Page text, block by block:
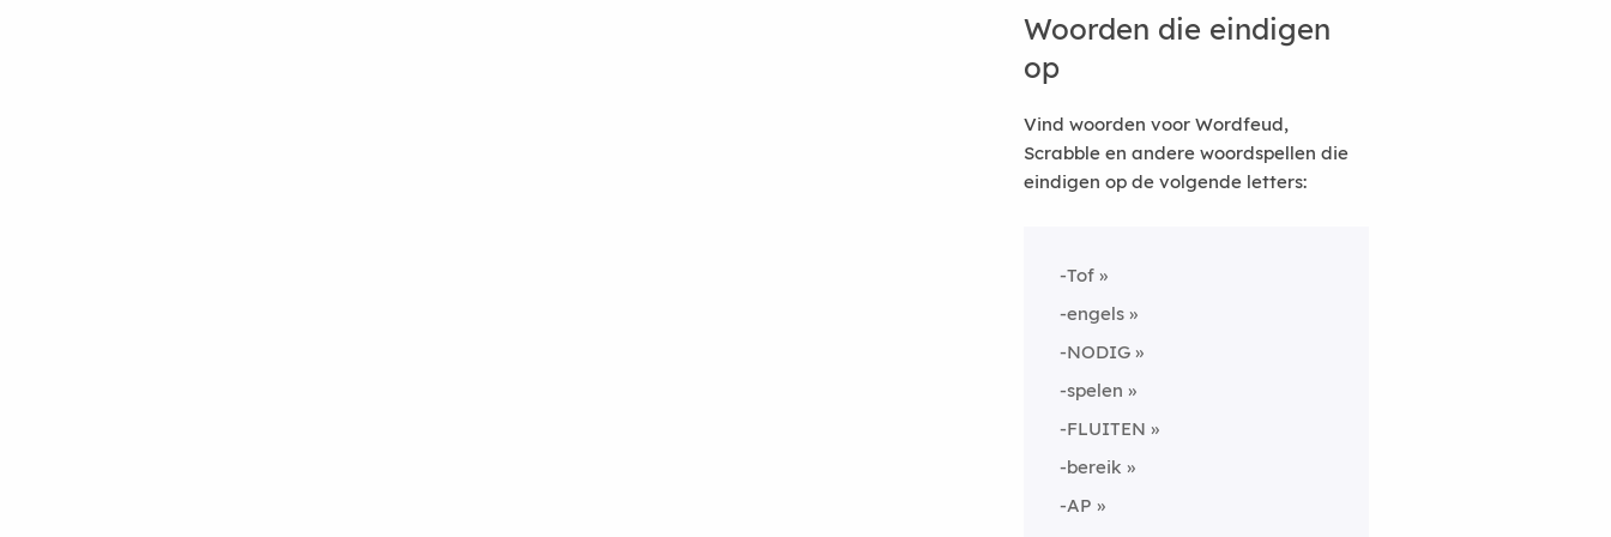
Woorden die eindigen
op
Vind woorden voor Wordfeud,
Scrabble en andere woordspellen die
eindigen op de volgende letters:
-Tof
-engels
-NODIG
-spelen
-FLUITEN
-bereik
-AP